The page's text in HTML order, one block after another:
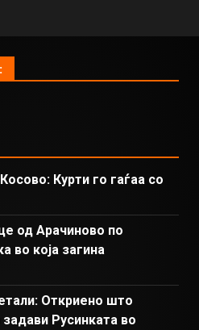
Курти го гаѓаа со
од Арачиново по
во која загина
Откриено што
задави Русинката во